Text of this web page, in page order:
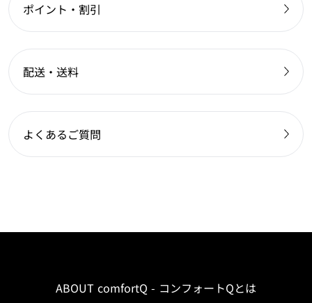
ポイント・割引
配送・送料
よくあるご質問
ABOUT comfortQ - コンフォートQとは